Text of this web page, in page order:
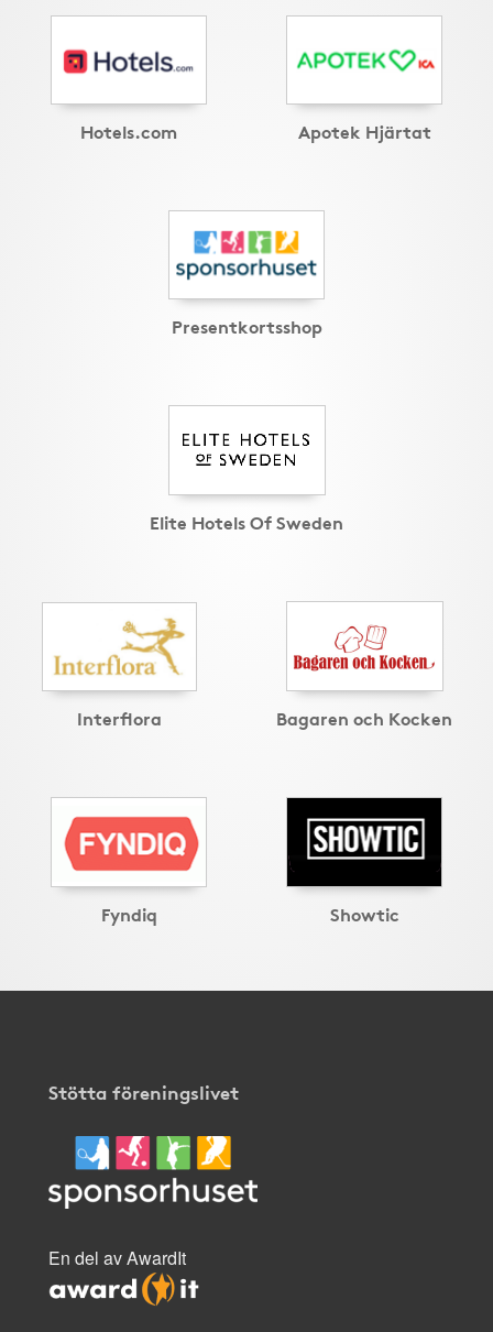
Hotels.com Apotek Hjärtat
Presentkortsshop
Elite Hotels Of Sweden
Interflora Bagaren och Kocken
Fyndiq Showtic
Stötta föreningslivet
En del av AwardIt